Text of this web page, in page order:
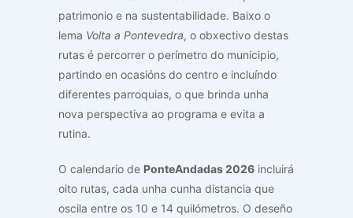
patrimonio e na sustentabilidade. Baixo o
lema Volta a Pontevedra, o obxectivo destas
rutas é percorrer o perímetro do municipio,
partindo en ocasións do centro e incluíndo
diferentes parroquias, o que brinda unha
nova perspectiva ao programa e evita a
rutina.
O calendario de PonteAndadas 2026 incluirá
oito rutas, cada unha cunha distancia que
oscila entre os 10 e 14 quilómetros. O deseño